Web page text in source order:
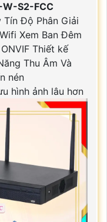
W-S2-FCC
Tín Độ Phân Giải
Xem Ban Đêm
Thiết kế
Thu Âm Và
nén
hình ảnh lâu hơn